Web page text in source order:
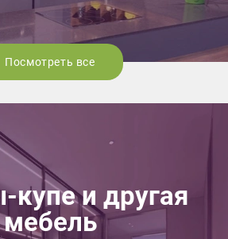
Посмотреть все
и другая
мебель